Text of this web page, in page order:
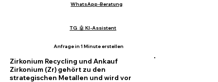
WhatsApp-Beratung
Anfrage in 1 Minute erstellen
TG 🤖 KI-Assistent
Zirkonium Recycling und Ankauf
Zirkonium (Zr) gehört zu den
strategischen Metallen und wird vor